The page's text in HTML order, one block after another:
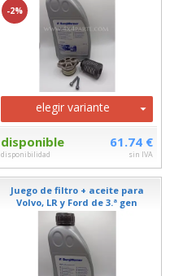
-2%
elegir variante
disponible
disponibilidad
61.74 €
sin IVA
Juego de filtro + aceite para
Volvo, LR y Ford de 3.ª gen